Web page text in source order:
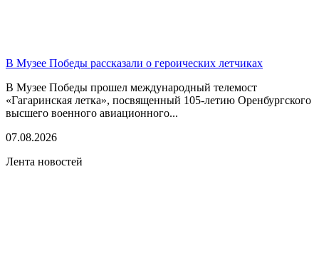
В Музее Победы рассказали о героических летчиках
В Музее Победы прошел международный телемост
«Гагаринская летка», посвященный 105-летию Оренбургского
высшего военного авиационного...
07.08.2026
Лента новостей